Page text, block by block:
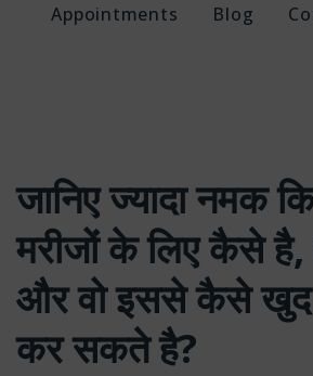
Appointments Blog
जानिए ज्यादा नमक
मरीजों के लिए कैसे
और वो इससे कैसे खुद
कर सकते है?